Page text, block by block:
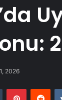
2026
Tumblr Pinterest